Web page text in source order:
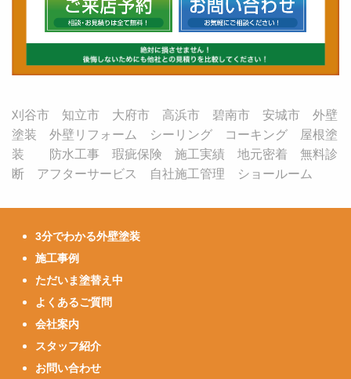
刈谷市 知立市 大府市 高浜市 碧南市 安城市 外壁
塗装 外壁リフォーム シーリング コーキング 屋根塗
装 防水工事 瑕疵保険 施工実績 地元密着 無料診
断 アフターサービス 自社施工管理 ショールーム
3分でわかる外壁塗装
施工事例
ただいま塗替え中
よくあるご質問
会社案内
スタッフ紹介
お問い合わせ